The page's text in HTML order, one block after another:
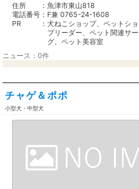
住所
魚津市東山818
電話番号
F兼 0765-24-1608
PR
犬ねこショップ、ペットシ
ブリーダー、ペット関連サ
グ、ペット美容室
ニュース：0件
チャゲ＆ポポ
小型犬・中型犬